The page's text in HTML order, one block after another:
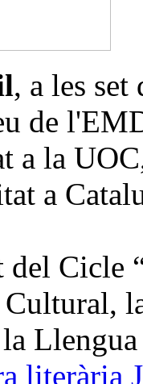
, a les
de
a la
a
del
literària